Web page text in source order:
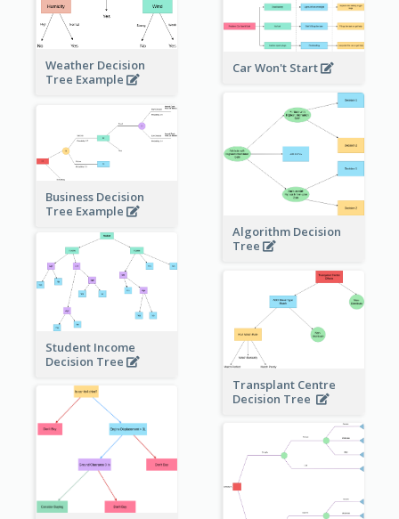
Weather Decision
Tree Example
Car Won't Start
Algorithm Decision
Tree
Business Decision
Tree Example
Student Income
Decision Tree
Transplant Centre
Decision Tree